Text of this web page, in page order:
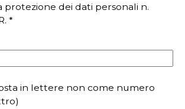
protezione dei dati personali n.
*
in lettere non come numero